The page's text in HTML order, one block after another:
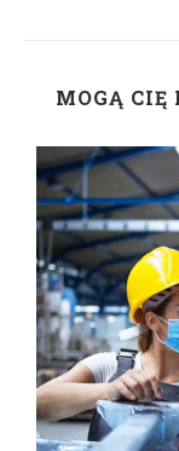
MOGĄ CIĘ